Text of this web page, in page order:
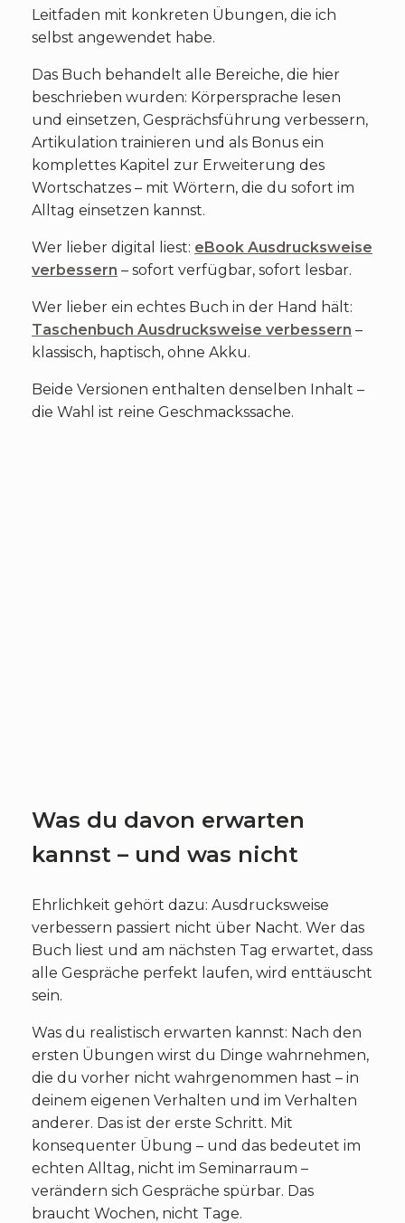
Leitfaden mit konkreten Übungen, die ich
selbst angewendet habe.
Das Buch behandelt alle Bereiche, die hier
beschrieben wurden: Körpersprache lesen
und einsetzen, Gesprächsführung verbessern,
Artikulation trainieren und als Bonus ein
komplettes Kapitel zur Erweiterung des
Wortschatzes – mit Wörtern, die du sofort im
Alltag einsetzen kannst.
Wer lieber digital liest: eBook Ausdrucksweise
verbessern – sofort verfügbar, sofort lesbar.
Wer lieber ein echtes Buch in der Hand hält:
Taschenbuch Ausdrucksweise verbessern –
klassisch, haptisch, ohne Akku.
Beide Versionen enthalten denselben Inhalt –
die Wahl ist reine Geschmackssache.
Was du davon erwarten
kannst – und was nicht
Ehrlichkeit gehört dazu: Ausdrucksweise
verbessern passiert nicht über Nacht. Wer das
Buch liest und am nächsten Tag erwartet, dass
alle Gespräche perfekt laufen, wird enttäuscht
sein.
Was du realistisch erwarten kannst: Nach den
ersten Übungen wirst du Dinge wahrnehmen,
die du vorher nicht wahrgenommen hast – in
deinem eigenen Verhalten und im Verhalten
anderer. Das ist der erste Schritt. Mit
konsequenter Übung – und das bedeutet im
echten Alltag, nicht im Seminarraum –
verändern sich Gespräche spürbar. Das
braucht Wochen, nicht Tage.